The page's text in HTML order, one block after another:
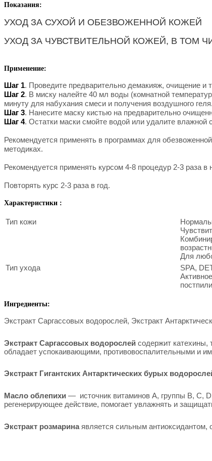
Показания:
УХОД ЗА СУХОЙ И ОБЕЗВОЖЕННОЙ КОЖЕЙ
УХОД ЗА ЧУВСТВИТЕЛЬНОЙ КОЖЕЙ, В ТОМ
Применение:
Шаг 1. Проведите предварительно демакияж, очищение и
Шаг 2. В миску налейте 40 мл воды (комнатной
минуту для набухания смеси и получения воздушного геля.
Шаг 3. Нанесите маску кистью на предварительно
Шаг 4. Остатки маски смойте водой или удалите влажной
Рекомендуется применять в программах для
методиках.
Рекомендуется применять курсом 4-8 процедур 2-3 раза в
Повторять курс 2-3 раза в год.
Характеристики :
Тип кожи
Для
Тип ухода
SPA,
Ингредиенты:
Экстракт Саргассовых водорослей, Экстракт
Экстракт Саргассовых водорослей содержит катехины,
обладает успокаивающими, противовоспалительными и
Экстракт Гигантских Антарктических бурых
Масло облепихи — источник витаминов А, группы B, С,
регенерирующее действие, помогает увлажнять и
Экстракт розмаринаявляется сильным антиоксидантом,